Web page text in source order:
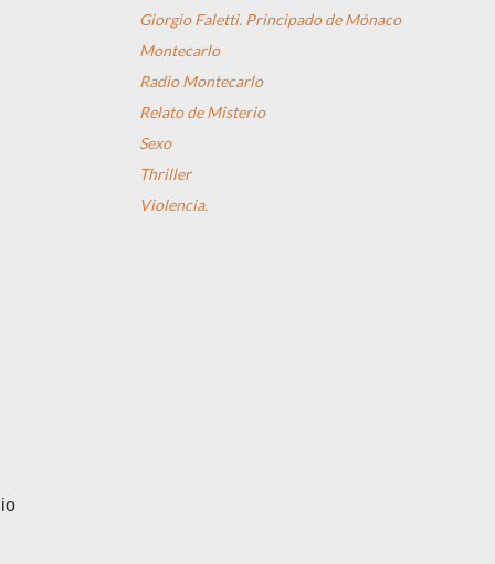
Giorgio Faletti. Principado de Mónaco
Montecarlo
Radio Montecarlo
Relato de Misterio
Sexo
Thriller
Violencia.